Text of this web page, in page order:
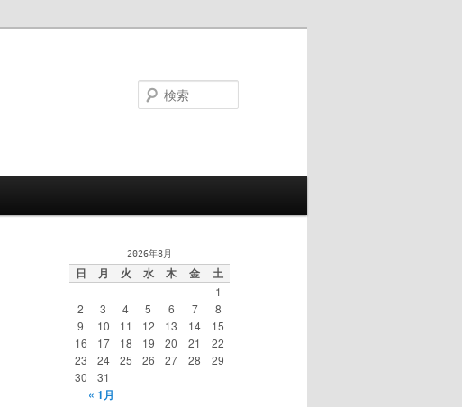
2026年8月
日 月 火 水 木 金 土
1
2
3 4 5 6 7
8
9
10 11 12 13 14
15
16
17 18 19 20 21
22
23
24 25 26 27 28
29
30
31
« 1月